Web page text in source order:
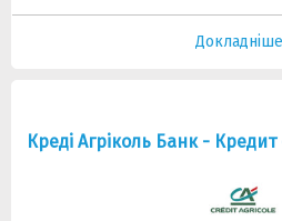
Докладніше
Креді Агріколь Банк -